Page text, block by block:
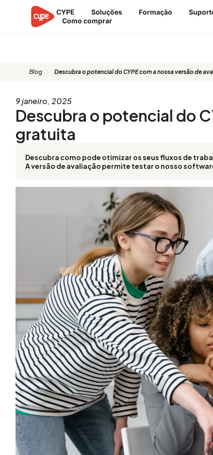
CYPE Soluções Formação
Como comprar
Blog Descubra o potencial do CYPE com a nossa versão de
9 janeiro, 2025
Descubra o potencial do
gratuita
Descubra como pode otimizar os seus fluxos de
A versão de avaliação permite testar o nosso